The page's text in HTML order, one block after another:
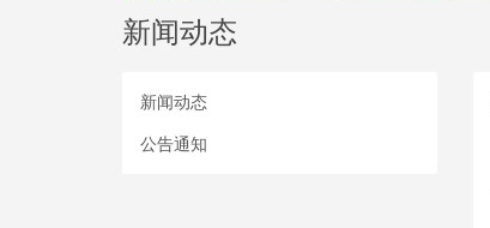
新闻动态
新闻动态
公告通知